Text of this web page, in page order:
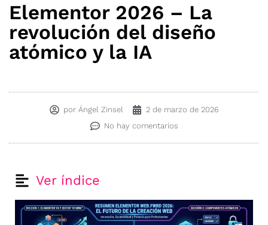
Elementor 2026 – La
revolución del diseño
atómico y la IA
porÁngel Zinsel
2 de marzo de 2026
No hay comentaríos
Ver índice